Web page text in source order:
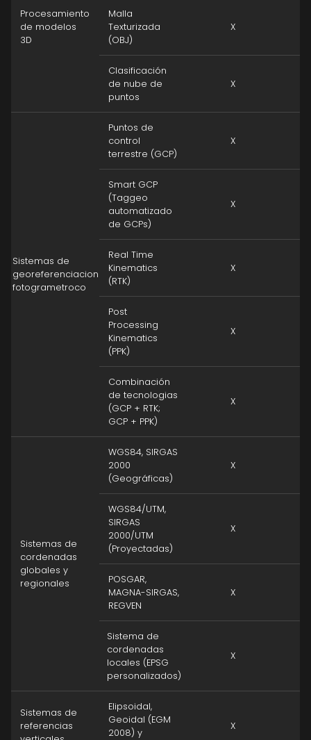
Procesamiento
de modelos
3D
Malla
Texturizada
(OBJ)
X
Clasificación
de nube de
puntos
X
Sistemas de
georeferenciacion
fotogrametroco
Puntos de
control
terrestre (GCP)
X
Smart GCP
(Taggeo
automatizado
de GCPs)
X
Real Time
Kinematics
(RTK)
X
Post
Processing
Kinematics
(PPK)
X
Combinación
de tecnologias
(GCP + RTK;
GCP + PPK)
X
Sistemas de
cordenadas
globales y
regionales
WGS84, SIRGAS
2000
(Geográficas)
X
WGS84/UTM,
SIRGAS
2000/UTM
(Proyectadas)
X
POSGAR,
MAGNA-SIRGAS,
REGVEN
X
Sistema de
cordenadas
locales (EPSG
personalizados)
X
Sistemas de
referencias
Elipsoidal,
Geoidal (EGM
2008) y
X